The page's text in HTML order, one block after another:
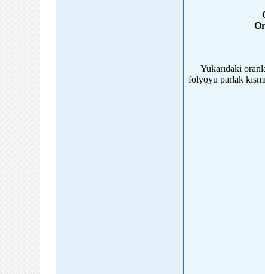
Yukarıdaki
folyoyu parlak